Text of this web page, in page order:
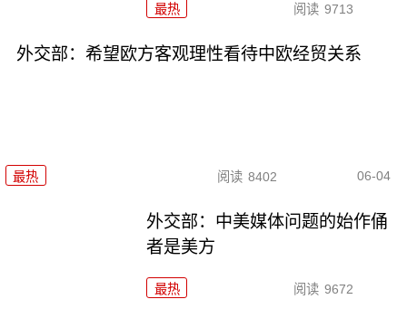
最热 阅读 9713
外交部：希望欧方客观理性看待中欧经贸关系
最热 阅读 8402 06-04
外交部：中美媒体问题的始作俑
者是美方
最热 阅读 9672